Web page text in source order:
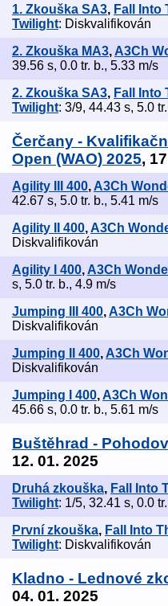
1. Zkouška SA3, Fall Into
Twilight: Diskvalifikován
2. Zkouška MA3, A3Ch
39.56 s, 0.0 tr. b., 5.33 m/s
2. Zkouška SA3, Fall Into
Twilight: 3/9, 44.43 s, 5.0
Čerčany -
Open (WAO) 2025,
Agility III 400, A3Ch
42.67 s, 5.0 tr. b., 5.41 m/s
Agility II 400,A3Ch
Diskvalifikován
Agility I 400, A3Ch
s, 5.0 tr. b., 4.9 m/s
Jumping III 400,A3Ch
Diskvalifikován
Jumping II 400, A3Ch
Diskvalifikován
Jumping I 400,A3Ch
45.66 s, 0.0 tr. b., 5.61 m/s
Buštěhrad -
12. 01. 2025
Druhá zkouška, Fall Into
Twilight: 1/5, 32.41 s, 0.0
První zkouška, Fall Into
Twilight: Diskvalifikován
Kladno - Lednové
04. 01. 2025